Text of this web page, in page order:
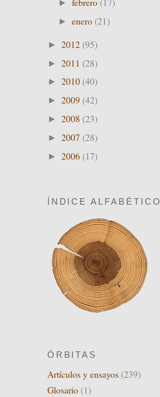
►
►enero (21)
► 2012 (95)
► 2011 (28)
► 2010 (40)
► 2009 (42)
► 2008 (23)
► 2007 (28)
► 2006 (17)
ÍNDICE ALFABÉTICO
ÓRBITAS
Artículos y ensayos (239)
Glosario (1)